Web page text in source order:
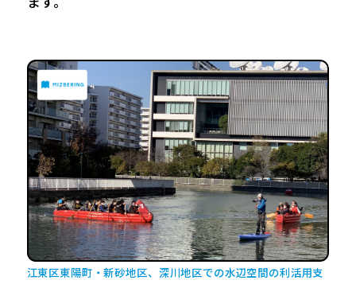
江東区東陽町・新砂地区、深川地区での水辺空間の利活用支